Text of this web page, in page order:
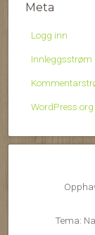
Meta
Logg inn
Innleggsstrøm
WordPress.org
Tema: